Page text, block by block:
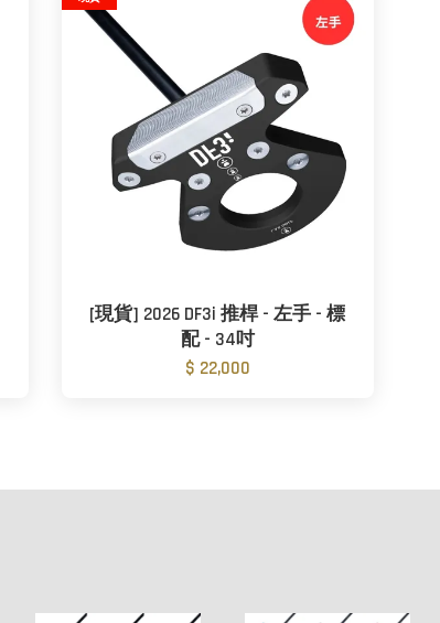
[現貨] 2026 DF3i 推桿 - 左手 - 標
配 - 34吋
$ 22,000